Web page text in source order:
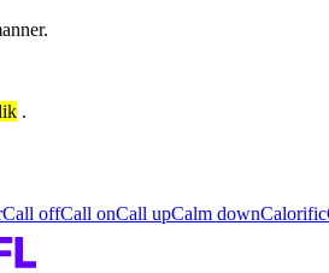
.
Call offCall onCall upCalm downCalorific